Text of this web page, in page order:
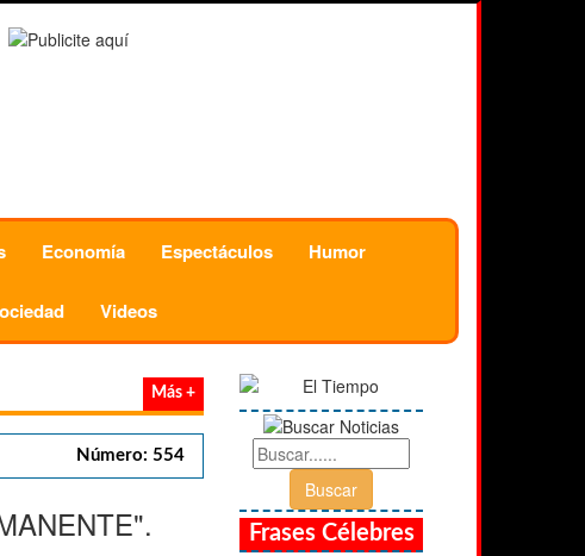
Economía Espectáculos Humor
Videos
Más +
Número: 554
Frases Célebres